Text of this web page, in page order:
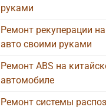
руками
Ремонт рекуперации
авто своими руками
Ремонт ABS на
автомобиле
Ремонт системы